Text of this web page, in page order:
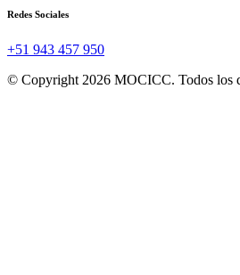
Redes Sociales
+51 943 457 950
© Copyright 2026 MOCICC. Todos los